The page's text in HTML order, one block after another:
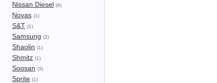
Nissan Diesel (4)
Novas (1)
S&T (1)
Samsung (2)
Shaolin (1)
Shmitz (1)
Soosan (3)
Sprite (1)